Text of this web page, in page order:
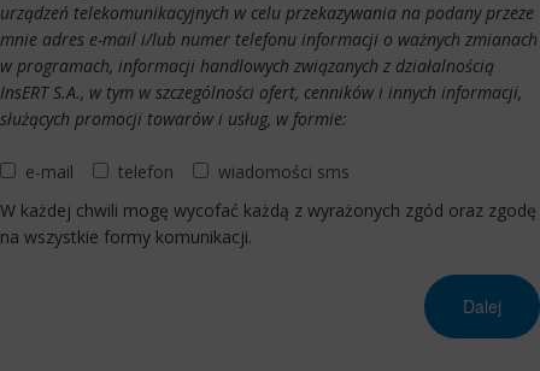
urządzeń telekomunikacyjnych w celu przekazywania na podany przeze
mnie adres e-mail i/lub numer telefonu informacji o ważnych zmianach
w programach, informacji handlowych związanych z działalnością
InsERT S.A., w tym w szczególności ofert, cenników i innych informacji,
służących promocji towarów i usług, w formie:
e-mail telefon
wiadomości sms
W każdej chwili mogę wycofać każdą z wyrażonych zgód oraz zgodę
na wszystkie formy komunikacji.